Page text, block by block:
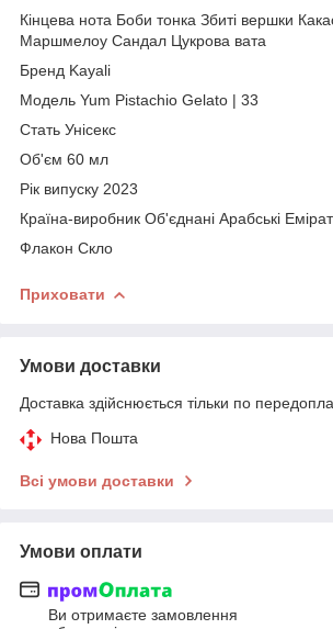
Кінцева нота Боби тонка Збиті вершки
Маршмелоу Сандал Цукрова вата
Бренд Kayali
Модель Yum Pistachio Gelato | 33
Стать Унісекс
Об'єм 60 мл
Рік випуску 2023
Країна-виробник Об'єднані Арабські
Флакон Скло
Приховати
Умови доставки
Доставка здійснюється тільки по
Нова Пошта
Всі умови доставки
Умови оплати
Ви отримаєте замовлення